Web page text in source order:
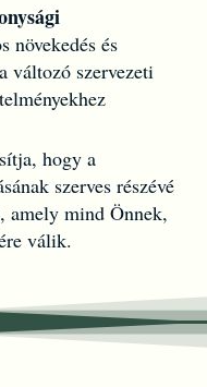
növekedés és
változó szervezeti
hogy a
szerves részévé
amely mind Önnek,
válik.